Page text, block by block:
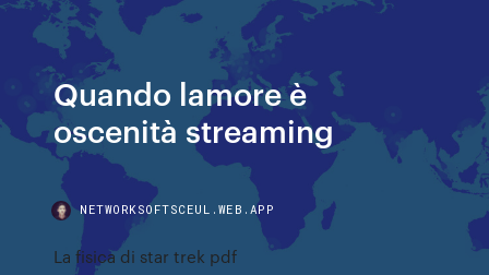
Quando lamore è
oscenità streaming
NETWORKSOFTSCEUL.WEB.APP
La fisica di star trek pdf